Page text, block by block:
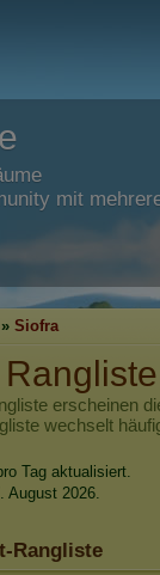
mit
» Siofra
erscheinen
wechselt
Tag aktualisiert.
August 2026.
Rangliste